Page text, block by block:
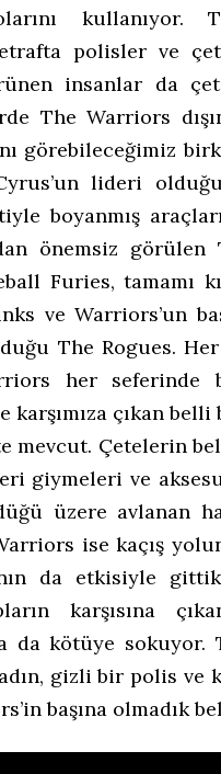
etrafta polisler ve
insanlar da
The Warriors
görebileceğimiz
lideri
boyanmış
önemsiz görülen
Furies, tamamı
ve Warriors’un
The Rogues.
her seferinde
karşımıza çıkan
mevcut. Çetelerin
giymeleri ve
üzere avlanan
ise kaçış
da etkisiyle
karşısına
da kötüye sokuyor.
gizli bir polis ve
başına olmadık